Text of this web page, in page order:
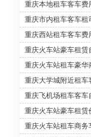
重庆本地租车客车费
重庆市内租车客车租
重庆西站租车客车费
重庆火车站豪车租
重庆火车站租车豪华
重庆大学城附近租车
重庆飞机场租车客车
重庆火车站豪车租赁
重庆火车站租车商务